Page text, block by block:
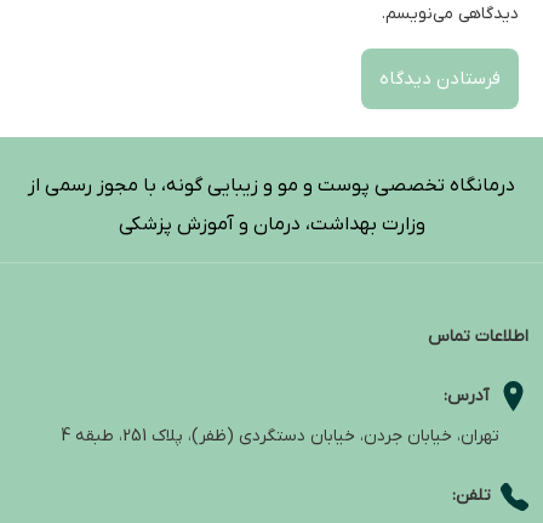
دیدگاهی می‌نویسم.
درمانگاه تخصصی پوست و مو و زیبایی گونه، با مجوز رسمی از
وزارت بهداشت، درمان و آموزش پزشکی
اطلاعات تماس
آدرس:
تهران، خیابان جردن، خیابان دستگردی (ظفر)، پلاک 251، طبقه 4
تلفن: